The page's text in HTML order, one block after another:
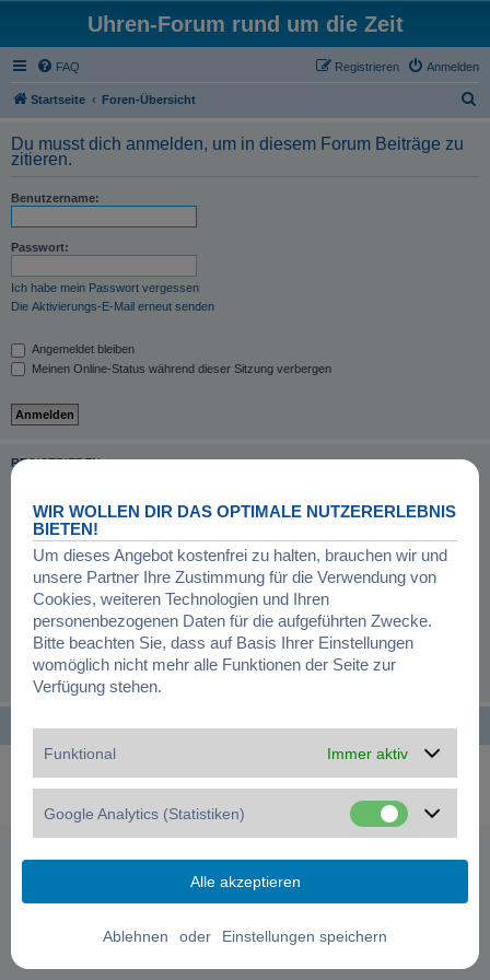
Uhren-Forum rund um die Zeit
FAQ Anmelden
Registrieren
Startseite Foren-Übersicht
Du musst dich anmelden, um in diesem Forum Beiträge zu
zitieren.
Benutzername:
Passwort:
Ich habe mein Passwort vergessen
Die Aktivierungs-E-Mail erneut senden
Angemeldet bleiben
Meinen Online-Status während dieser Sitzung verbergen
REGISTRIEREN
Registrierung ist in wenigen Augenblicken erledigt und ermöglicht dir, auf
weitere Funktionen zuzugreifen. Die Board-Administration kann registrierten
Benutzern auch zusätzliche Berechtigungen zuweisen. Beachte bitte unsere
Nutzungsbedingungen und die verwandten Regelungen, bevor du dich
registrierst. Bitte beachte auch die jeweiligen Forenregeln, wenn du dich in
diesem Board bewegst.
Nutzungsbedingungen|Datenschutzerklärung
Registrieren
Startseite Foren-Übersicht Alle Zeiten sindUTC+01:00
Cookies verwalten
WIR WOLLEN DIR DAS OPTIMALE NUTZERERLEBNIS
BIETEN!
Um dieses Angebot kostenfrei zu halten, brauchen wir und
unsere Partner Ihre Zustimmung für die Verwendung von
Cookies, weiteren Technologien und Ihren
personenbezogenen Daten für die aufgeführten Zwecke.
Bitte beachten Sie, dass auf Basis Ihrer Einstellungen
womöglich nicht mehr alle Funktionen der Seite zur
Verfügung stehen.
Funktional Immer aktiv
Google Analytics (Statistiken)
oder